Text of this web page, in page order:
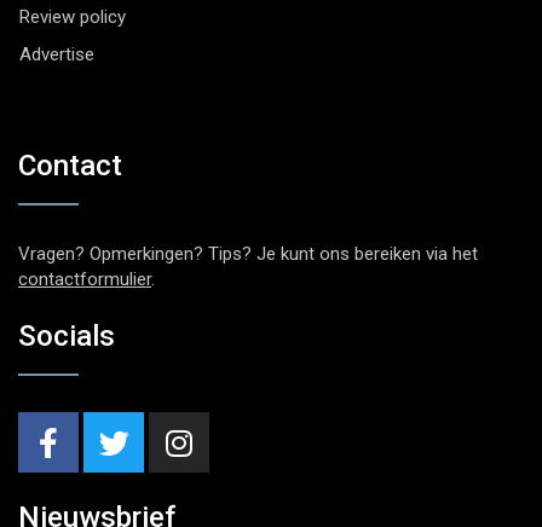
Review policy
Advertise
Contact
Vragen? Opmerkingen? Tips? Je kunt ons bereiken via het
contactformulier.
Socials
Nieuwsbrief